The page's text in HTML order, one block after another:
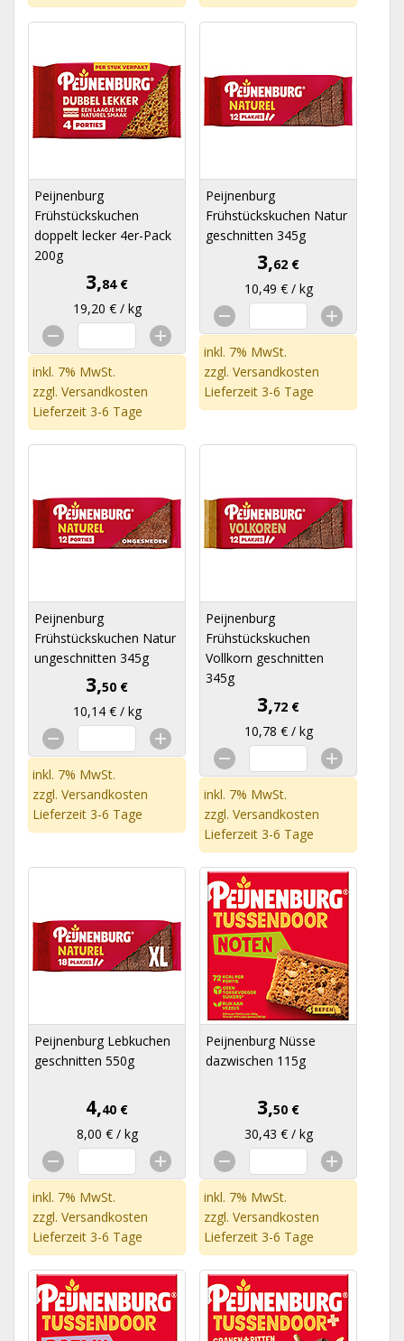
Peijnenburg
Frühstückskuchen
doppelt lecker 4er-Pack
200g
3,84 €
19,20 € / kg
inkl. 7% MwSt.
zzgl. Versandkosten
Lieferzeit 3-6 Tage
Peijnenburg
Frühstückskuchen Natur
geschnitten 345g
3,62 €
10,49 € / kg
inkl. 7% MwSt.
zzgl. Versandkosten
Lieferzeit 3-6 Tage
Peijnenburg
Frühstückskuchen Natur
ungeschnitten 345g
3,50 €
10,14 € / kg
inkl. 7% MwSt.
zzgl. Versandkosten
Lieferzeit 3-6 Tage
Peijnenburg
Frühstückskuchen
Vollkorn geschnitten
345g
3,72 €
10,78 € / kg
inkl. 7% MwSt.
zzgl. Versandkosten
Lieferzeit 3-6 Tage
Peijnenburg Lebkuchen
geschnitten 550g
4,40 €
8,00 € / kg
inkl. 7% MwSt.
zzgl. Versandkosten
Lieferzeit 3-6 Tage
Peijnenburg Nüsse
dazwischen 115g
3,50 €
30,43 € / kg
inkl. 7% MwSt.
zzgl. Versandkosten
Lieferzeit 3-6 Tage